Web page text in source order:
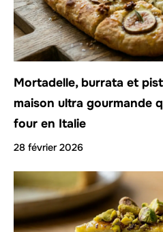
Mortadelle, burrata et
maison ultra gourmande
four en Italie
28 février 2026